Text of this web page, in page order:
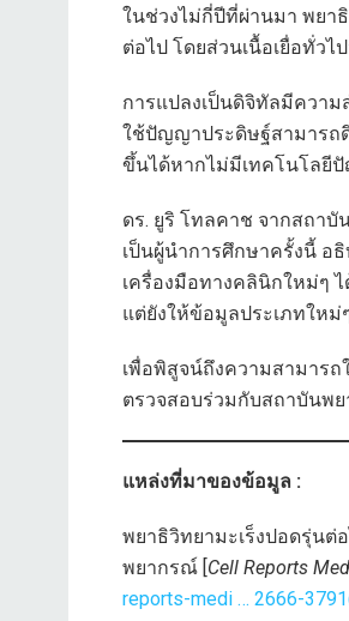
ในช่วงไม่กี่ปีที่ผ่านมา พยา
ต่อไป โดยส่วนเนื้อเยื่อทั่ว
การแปลงเป็นดิจิทัลมีควา
ใช้ปัญญาประดิษฐ์สามารถดึ
ขึ้นได้หากไม่มีเทคโนโลยี
ดร. ยูริ โทลคาช จากสถา
เป็นผู้นำการศึกษาครั้งนี้ อ
เครื่องมือทางคลินิกใหม่ๆ
แต่ยังให้ข้อมูลประเภทใหม่
เพื่อพิสูจน์ถึงความสามารถ
ตรวจสอบร่วมกับสถาบันพ
แหล่งที่มาของข้อมูล :
พยาธิวิทยามะเร็งปอดรุ่น
พยากรณ์ [Cell Reports
reports-medi … 2666-